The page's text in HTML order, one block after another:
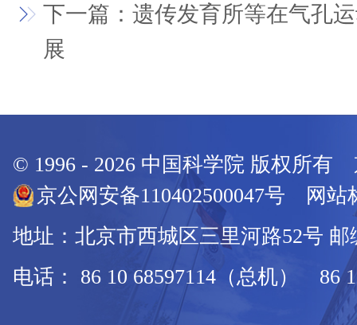
下一篇：遗传发育所等在气孔
展
© 1996 - 2026 中国科学院 版权所有
京公网安备110402500047号 网站
地址：北京市西城区三里河路52号 邮
电话： 86 10 68597114（总机） 86